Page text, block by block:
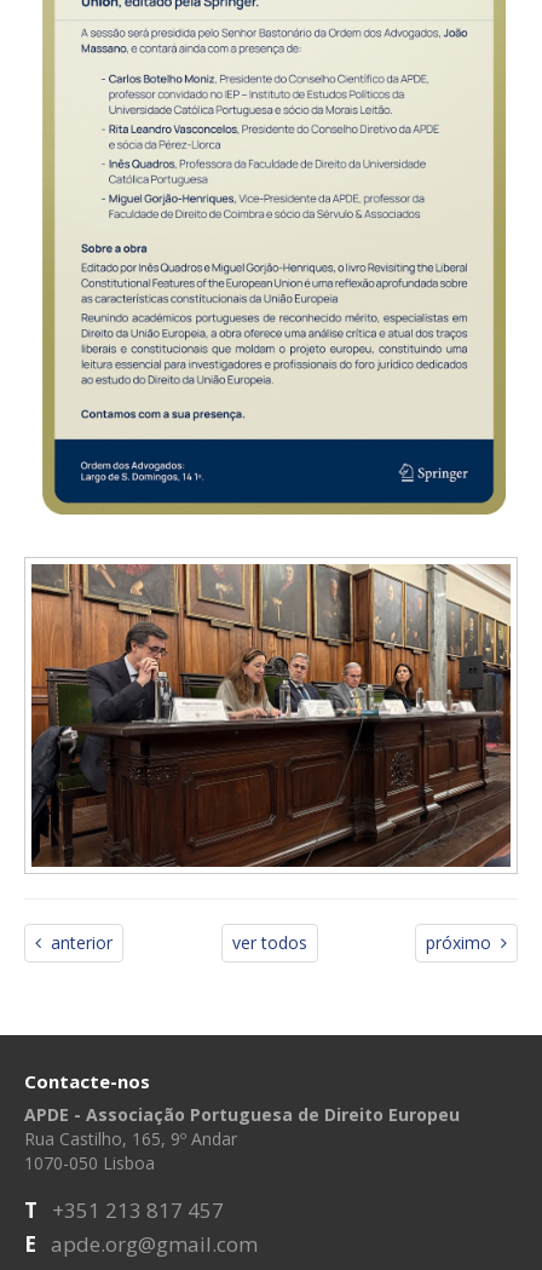
anterior ver todos próximo
Contacte-nos
APDE - Associação Portuguesa de Direito Europeu
Rua Castilho, 165, 9º Andar
1070-050 Lisboa
T +351 213 817 457
E apde.org@gmail.com